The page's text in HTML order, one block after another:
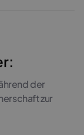
der
zur